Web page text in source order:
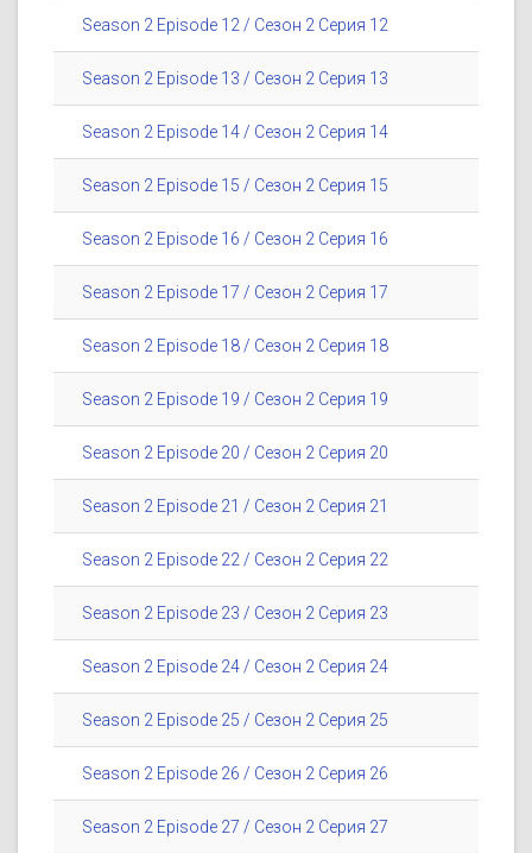
Season 2 Episode 12 / Сезон 2 Серия 12
Season 2 Episode 13 / Сезон 2 Серия 13
Season 2 Episode 14 / Сезон 2 Серия 14
Season 2 Episode 15 / Сезон 2 Серия 15
Season 2 Episode 16 / Сезон 2 Серия 16
Season 2 Episode 17 / Сезон 2 Серия 17
Season 2 Episode 18 / Сезон 2 Серия 18
Season 2 Episode 19 / Сезон 2 Серия 19
Season 2 Episode 20 / Сезон 2 Серия 20
Season 2 Episode 21 / Сезон 2 Серия 21
Season 2 Episode 22 / Сезон 2 Серия 22
Season 2 Episode 23 / Сезон 2 Серия 23
Season 2 Episode 24 / Сезон 2 Серия 24
Season 2 Episode 25 / Сезон 2 Серия 25
Season 2 Episode 26 / Сезон 2 Серия 26
Season 2 Episode 27 / Сезон 2 Серия 27